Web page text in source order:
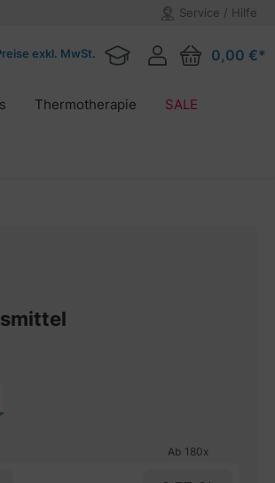
Service / Hilfe
exkl. MwSt. 0,00 €*
Thermotherapie SALE
Ab 180x